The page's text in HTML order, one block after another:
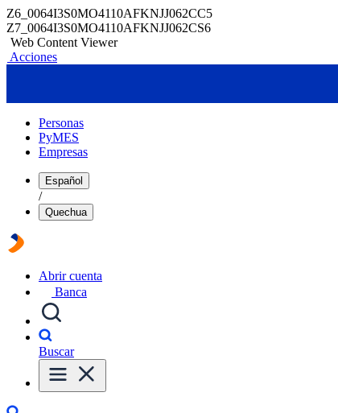
Z6_0064I3S0MO4110AFKNJJ062CC5
Z7_0064I3S0MO4110AFKNJJ062CS6
Web Content Viewer
Acciones
Personas
PyMES
Empresas
Español
/
Quechua
Abrir cuenta
Banca
Buscar